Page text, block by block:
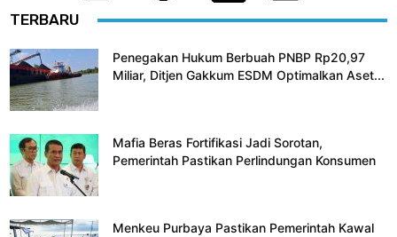
TERBARU
Penegakan Hukum Berbuah PNBP Rp20,97
Miliar, Ditjen Gakkum ESDM Optimalkan Aset...
Mafia Beras Fortifikasi Jadi Sorotan,
Pemerintah Pastikan Perlindungan Konsumen
Menkeu Purbaya Pastikan Pemerintah Kawal